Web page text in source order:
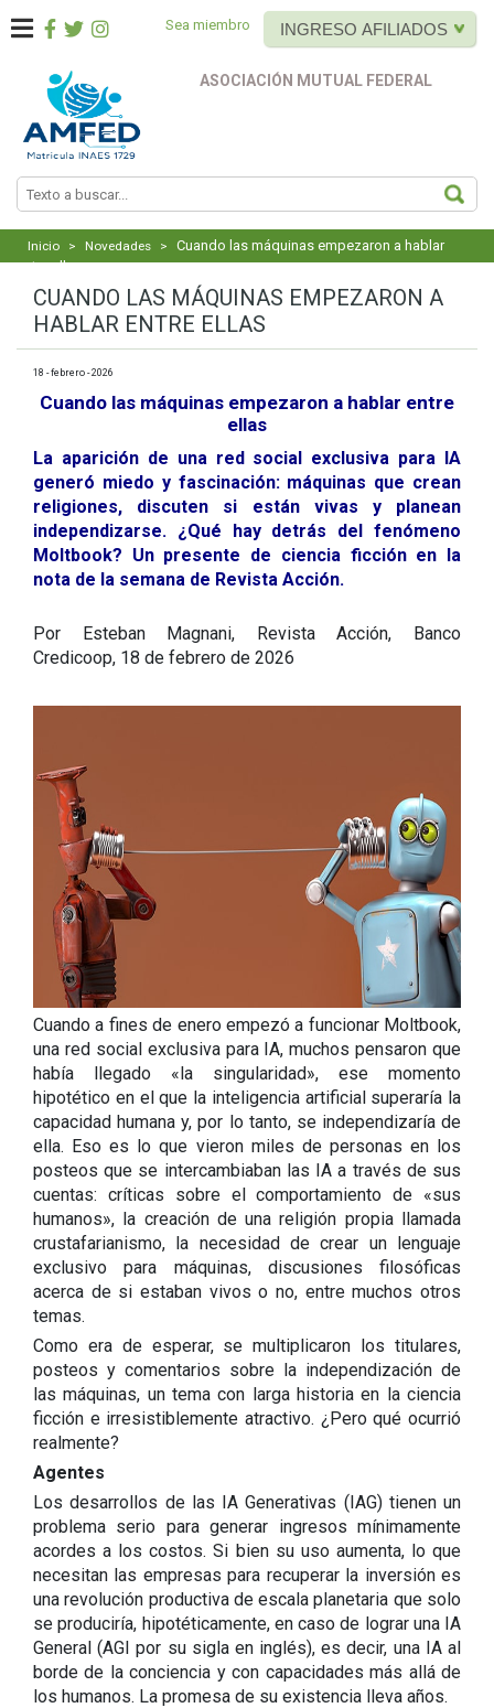
INGRESO AFILIADOS
Sea miembro
ASOCIACIÓN MUTUAL FEDERAL
Inicio > Novedades >
Cuando las máquinas empezaron a hablar
entre ellas
CUANDO LAS MÁQUINAS EMPEZARON A
HABLAR ENTRE ELLAS
18 - febrero - 2026
Cuando las máquinas empezaron a hablar entre
ellas
​​​​​​​La aparición de una red social exclusiva para IA
generó miedo y fascinación: máquinas que crean
religiones, discuten si están vivas y planean
independizarse. ¿Qué hay detrás del fenómeno
Moltbook? Un presente de ciencia ficción en la
nota de la semana de Revista Acción.
Por Esteban Magnani, Revista Acción, Banco
Credicoop, 18 de febrero de 2026
Cuando a fines de enero empezó a funcionar Moltbook,
una red social exclusiva para IA, muchos pensaron que
había llegado «la singularidad», ese momento
hipotético en el que la inteligencia artificial superaría la
capacidad humana y, por lo tanto, se independizaría de
ella. Eso es lo que vieron miles de personas en los
posteos que se intercambiaban las IA a través de sus
cuentas: críticas sobre el comportamiento de «sus
humanos», la creación de una religión propia llamada
crustafarianismo, la necesidad de crear un lenguaje
exclusivo para máquinas, discusiones filosóficas
acerca de si estaban vivos o no, entre muchos otros
temas.
Como era de esperar, se multiplicaron los titulares,
posteos y comentarios sobre la independización de
las máquinas, un tema con larga historia en la ciencia
ficción e irresistiblemente atractivo. ¿Pero qué ocurrió
realmente?
Agentes
Los desarrollos de las IA Generativas (IAG) tienen un
problema serio para generar ingresos mínimamente
acordes a los costos. Si bien su uso aumenta, lo que
necesitan las empresas para recuperar la inversión es
una revolución productiva de escala planetaria que solo
se produciría, hipotéticamente, en caso de lograr una IA
General (AGI por su sigla en inglés), es decir, una IA al
borde de la conciencia y con capacidades más allá de
los humanos. La promesa de su existencia lleva años.